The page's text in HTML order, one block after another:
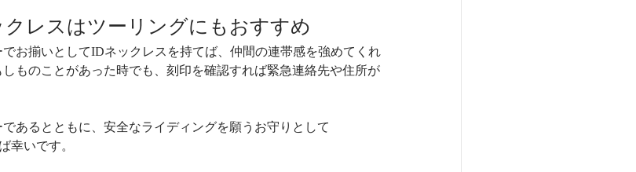
レスはツーリングにもおすすめ
お揃いとしてIDネックレスを持てば、仲間の連帯感を強めてくれ
ものことがあった時でも、刻印を確認すれば緊急連絡先や住所が
あるとともに、安全なライディングを願うお守りとして
幸いです。